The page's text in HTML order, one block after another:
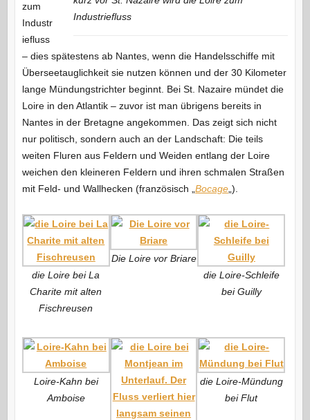
Industriefluss
zum
Industr
iefluss
– dies spätestens ab Nantes, wenn die Handelsschiffe mit
Überseetauglichkeit sie nutzen können und der 30 Kilometer
lange Mündungstrichter beginnt. Bei St. Nazaire mündet die
Loire in den Atlantik – zuvor ist man übrigens bereits in
Nantes in der Bretagne angekommen. Das zeigt sich nicht
nur politisch, sondern auch an der Landschaft: Die teils
weiten Fluren aus Feldern und Weiden entlang der Loire
weichen den kleineren Feldern und ihren schmalen Straßen
mit Feld- und Wallhecken (französisch „ Bocage„).
die Loire bei La
Charite mit alten
Fischreusen
Die Loire vor Briare
die Loire-Schleife
bei Guilly
Loire-Kahn bei
Amboise
die Loire-Mündung
bei Flut